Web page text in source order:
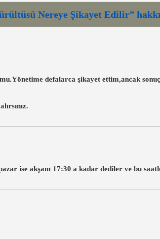
Nereye Şikayet Edilir”
defalarca şikayet ettim,ancak
ise akşam 17:30 a kadar dediler ve bu